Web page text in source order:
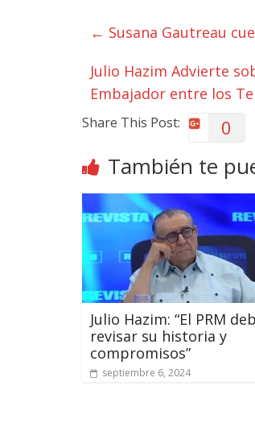
← Susana Gautreau
Julio Hazim Advierte
Embajador entre los
Share This Post: 0
También te
Julio Hazim: “El PRM
revisar su historia y
compromisos”
septiembre 6, 2024